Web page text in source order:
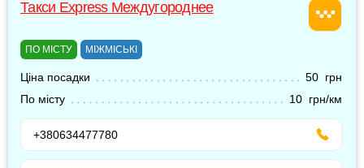
Такси Express Междугороднее
ПО МІСТУ МІЖМІСЬКІ
Ціна посадки
50 грн
По місту
10 грн/км
+380634477780